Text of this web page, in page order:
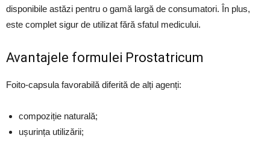
disponibile astăzi pentru o gamă largă de consumatori. În plus,
este complet sigur de utilizat fără sfatul medicului.
Avantajele formulei Prostatricum
Foito-capsula favorabilă diferită de alți agenți:
compoziție naturală;
ușurința utilizării;